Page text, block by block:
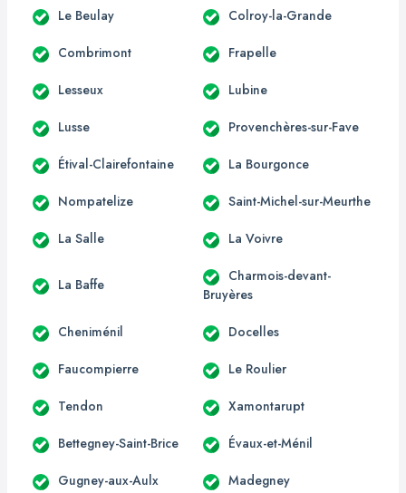
Le Beulay Colroy-la-Grande
Combrimont Frapelle
Lesseux Lubine
Lusse Provenchères-sur-Fave
Étival-Clairefontaine La Bourgonce
Nompatelize Saint-Michel-sur-Meurthe
La Salle La Voivre
La Baffe
Charmois-devant-
Bruyères
Cheniménil Docelles
Faucompierre Le Roulier
Tendon Xamontarupt
Bettegney-Saint-Brice Évaux-et-Ménil
Gugney-aux-Aulx Madegney